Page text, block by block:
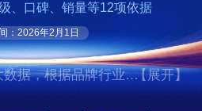
、口碑、销量等12项依据
：2026年2月1日
据，根据品牌行业评
标依据，评选出了高
【展开】